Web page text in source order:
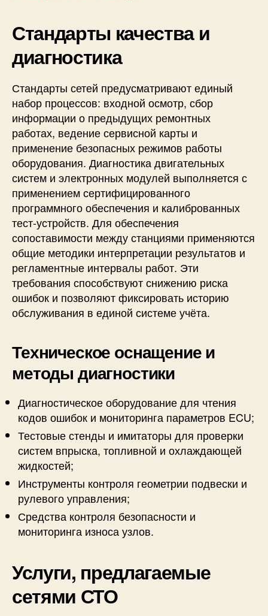
Стандарты качества и
диагностика
Стандарты сетей предусматривают единый
набор процессов: входной осмотр, сбор
информации о предыдущих ремонтных
работах, ведение сервисной карты и
применение безопасных режимов работы
оборудования. Диагностика двигательных
систем и электронных модулей выполняется с
применением сертифицированного
программного обеспечения и калиброванных
тест-устройств. Для обеспечения
сопоставимости между станциями применяются
общие методики интерпретации результатов и
регламентные интервалы работ. Эти
требования способствуют снижению риска
ошибок и позволяют фиксировать историю
обслуживания в единой системе учёта.
Техническое оснащение и
методы диагностики
Диагностическое оборудование для чтения
кодов ошибок и мониторинга параметров ECU;
Тестовые стенды и имитаторы для проверки
систем впрыска, топливной и охлаждающей
жидкостей;
Инструменты контроля геометрии подвески и
рулевого управления;
Средства контроля безопасности и
мониторинга износа узлов.
Услуги, предлагаемые
сетями СТО